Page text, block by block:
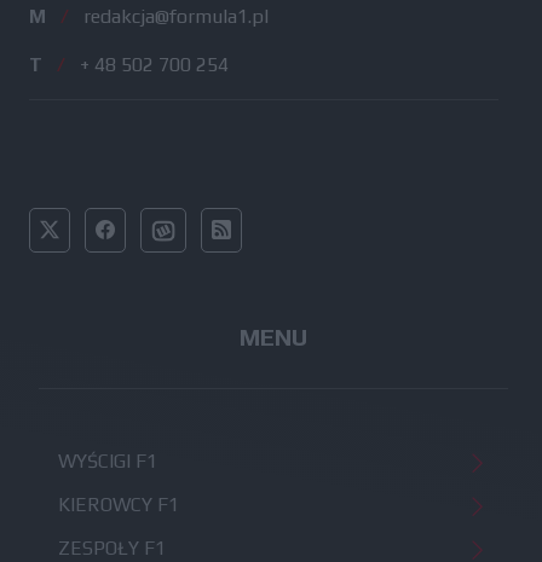
M / redakcja@formula1.pl
T / + 48 502 700 254
MENU
WYŚCIGI F1
KIEROWCY F1
ZESPOŁY F1